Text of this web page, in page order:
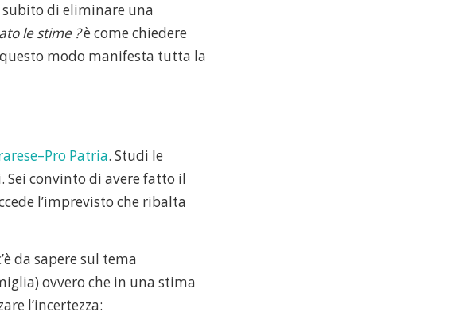
subito di eliminare una
le stime ?è come chiedere
modo manifesta tutta la
Patria. Studi le
convinto di avere fatto il
l’imprevisto che ribalta
da sapere sul tema
ovvero che in una stima
l’incertezza: